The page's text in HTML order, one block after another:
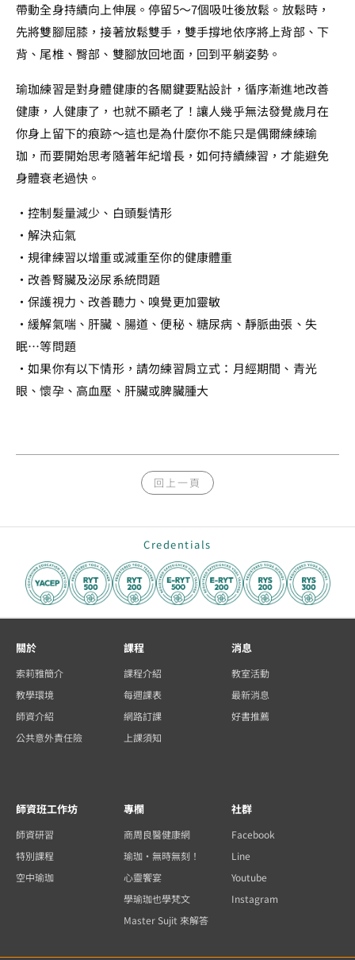
帶動全身持續向上伸展。停留5～7個吸吐後放鬆。放鬆時，
先將雙腳屈膝，接著放鬆雙手，雙手撐地依序將上背部、下
背、尾椎、臀部、雙腳放回地面，回到平躺姿勢。
瑜珈練習是對身體健康的各關鍵要點設計，循序漸進地改善
健康，人健康了，也就不顯老了！讓人幾乎無法發覺歲月在
你身上留下的痕跡～這也是為什麼你不能只是偶爾練練瑜
珈，而要開始思考隨著年紀增長，如何持續練習，才能避免
身體衰老過快。
・控制髮量減少、白頭髮情形
・解決疝氣
・規律練習以增重或減重至你的健康體重
・改善腎臟及泌尿系統問題
・保護視力、改善聽力、嗅覺更加靈敏
・緩解氣喘、肝臟、腸道、便秘、糖尿病、靜脈曲張、失
眠…等問題
・如果你有以下情形，請勿練習肩立式：月經期間、青光
眼、懷孕、高血壓、肝臟或脾臟腫大
回上一頁
Credentials
關於
索莉雅簡介
教學環境
師資介紹
公共意外責任險
課程
課程介紹
每週課表
網路訂課
上課須知
消息
教室活動
最新消息
好書推薦
師資班工作坊
師資研習
特別課程
空中瑜珈
專欄
商周良醫健康網
瑜珈・無時無刻！
心靈饗宴
學瑜珈也學梵文
Master Sujit 來解答
社群
Facebook
Line
Youtube
Instagram